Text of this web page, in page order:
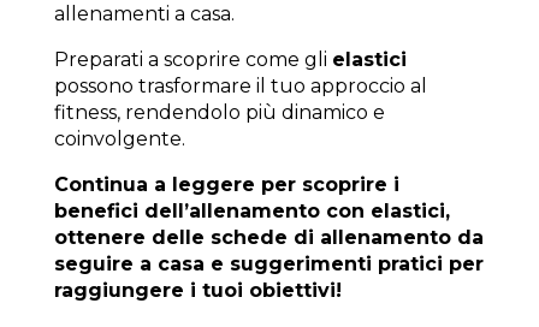
allenamenti a casa.
Preparati a scoprire come gli elastici
possono trasformare il tuo approccio al
fitness, rendendolo più dinamico e
coinvolgente.
Continua a leggere per scoprire i
benefici dell’allenamento con elastici,
ottenere delle schede di allenamento da
seguire a casa e suggerimenti pratici per
raggiungere i tuoi obiettivi!